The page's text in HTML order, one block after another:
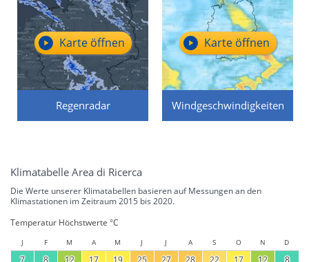
Regenradar
Karte öffnen
Windgeschwindigkeiten
Karte öffnen
Klimatabelle Area di Ricerca
Die Werte unserer Klimatabellen basieren auf Messungen an den
Klimastationen im Zeitraum 2015 bis 2020.
Temperatur Höchstwerte °C
J F M A M J J A S O N D